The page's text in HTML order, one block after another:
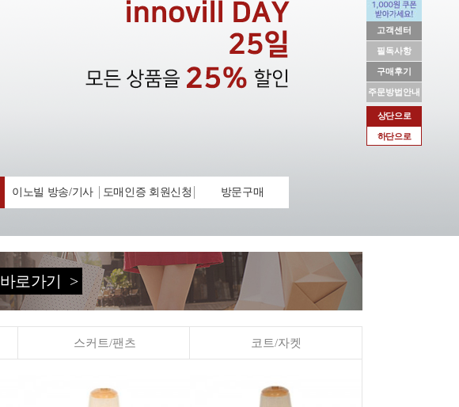
고객센터
필독사항
구매후기
주문방법안내
상단으로
하단으로
이노빌 방송/기사 도매인증 회원신청 방문구매
바로가기 >
스커트/팬츠 코트/자켓